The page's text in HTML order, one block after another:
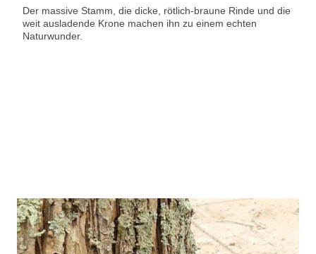
Der massive Stamm, die dicke, rötlich-braune Rinde und die
weit ausladende Krone machen ihn zu einem echten
Naturwunder.